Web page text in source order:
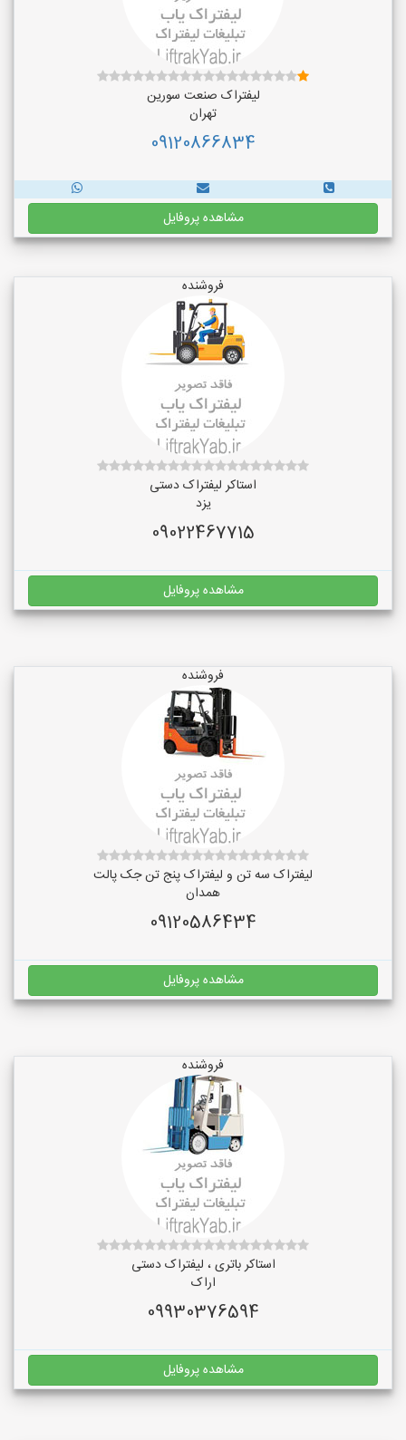
لیفتراک صنعت سورین
تهران
09120866834
مشاهده پروفایل
فروشنده
استاکر لیفتراک دستی
یزد
09022467715
مشاهده پروفایل
فروشنده
لیفتراک سه تن و لیفتراک پنج تن جک پالت
همدان
09120586434
مشاهده پروفایل
فروشنده
استاکر باتری ، لیفتراک دستی
اراک
09930376594
مشاهده پروفایل